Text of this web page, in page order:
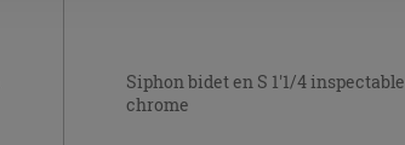
Siphon bidet en S 1'1/4 inspectable
chrome